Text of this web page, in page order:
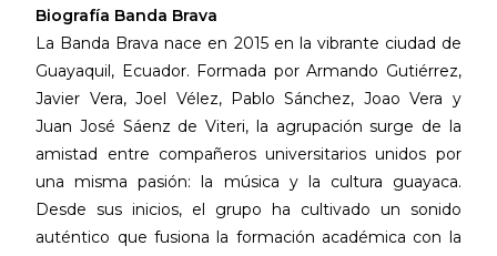
Biografía Banda Brava
La Banda Brava nace en 2015 en la vibrante ciudad de
Guayaquil, Ecuador. Formada por Armando Gutiérrez,
Javier Vera, Joel Vélez, Pablo Sánchez, Joao Vera y
Juan José Sáenz de Viteri, la agrupación surge de la
amistad entre compañeros universitarios unidos por
una misma pasión: la música y la cultura guayaca.
Desde sus inicios, el grupo ha cultivado un sonido
auténtico que fusiona la formación académica con la